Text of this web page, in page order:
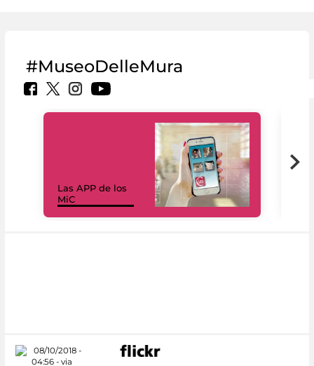
#MuseoDelleMura
Las APP de los
MiC